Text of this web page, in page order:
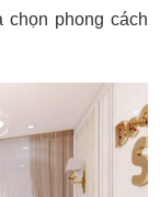
phong cách